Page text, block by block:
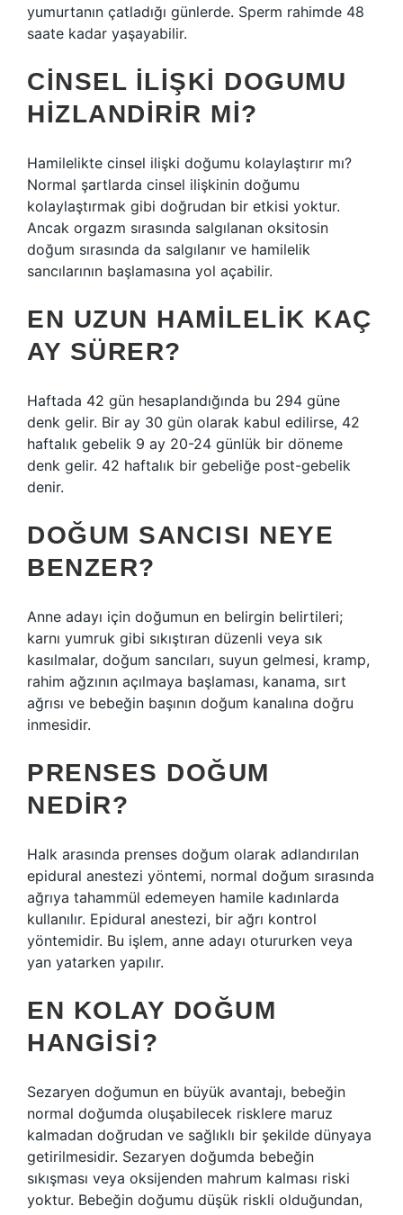
yumurtanın çatladığı günlerde. Sperm rahimde 48
saate kadar yaşayabilir.
CINSEL ILIŞKI DOGUMU
HIZLANDIRIR MI?
Hamilelikte cinsel ilişki doğumu kolaylaştırır mı?
Normal şartlarda cinsel ilişkinin doğumu
kolaylaştırmak gibi doğrudan bir etkisi yoktur.
Ancak orgazm sırasında salgılanan oksitosin
doğum sırasında da salgılanır ve hamilelik
sancılarının başlamasına yol açabilir.
EN UZUN HAMILELIK KAÇ
AY SÜRER?
Haftada 42 gün hesaplandığında bu 294 güne
denk gelir. Bir ay 30 gün olarak kabul edilirse, 42
haftalık gebelik 9 ay 20-24 günlük bir döneme
denk gelir. 42 haftalık bir gebeliğe post-gebelik
denir.
DOĞUM SANCISI NEYE
BENZER?
Anne adayı için doğumun en belirgin belirtileri;
karnı yumruk gibi sıkıştıran düzenli veya sık
kasılmalar, doğum sancıları, suyun gelmesi, kramp,
rahim ağzının açılmaya başlaması, kanama, sırt
ağrısı ve bebeğin başının doğum kanalına doğru
inmesidir.
PRENSES DOĞUM
NEDIR?
Halk arasında prenses doğum olarak adlandırılan
epidural anestezi yöntemi, normal doğum sırasında
ağrıya tahammül edemeyen hamile kadınlarda
kullanılır. Epidural anestezi, bir ağrı kontrol
yöntemidir. Bu işlem, anne adayı otururken veya
yan yatarken yapılır.
EN KOLAY DOĞUM
HANGISI?
Sezaryen doğumun en büyük avantajı, bebeğin
normal doğumda oluşabilecek risklere maruz
kalmadan doğrudan ve sağlıklı bir şekilde dünyaya
getirilmesidir. Sezaryen doğumda bebeğin
sıkışması veya oksijenden mahrum kalması riski
yoktur. Bebeğin doğumu düşük riskli olduğundan,